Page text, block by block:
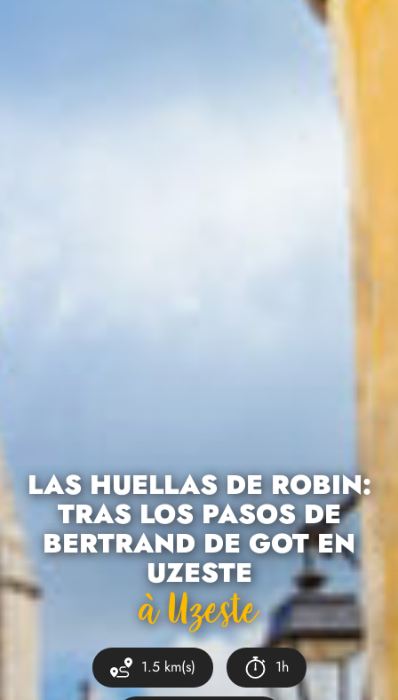
LAS HUELLAS DE ROBIN:
TRAS LOS PASOS DE
BERTRAND DE GOT EN
UZESTE
À Uzeste
1.5 km(s) 1h